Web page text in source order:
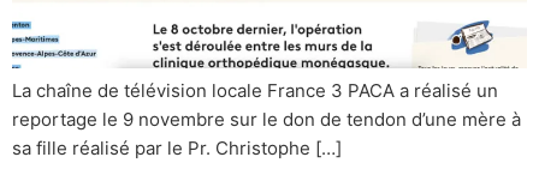
La chaîne de télévision locale France 3 PACA a réalisé un
reportage le 9 novembre sur le don de tendon d’une mère à
sa fille réalisé par le Pr. Christophe […]